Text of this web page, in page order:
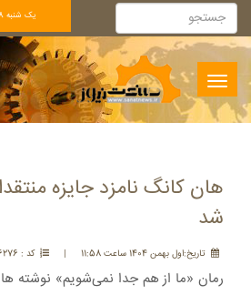
يک شنبه 18 مرداد 1405
Toggle
navigation
هان کانگ نامزد جایزه
شد
تاريخ:اول بهمن 1404 ساعت 11:58 | کد : 426276
رمان «ما از هم جدا نمی‌شویم» نوشته